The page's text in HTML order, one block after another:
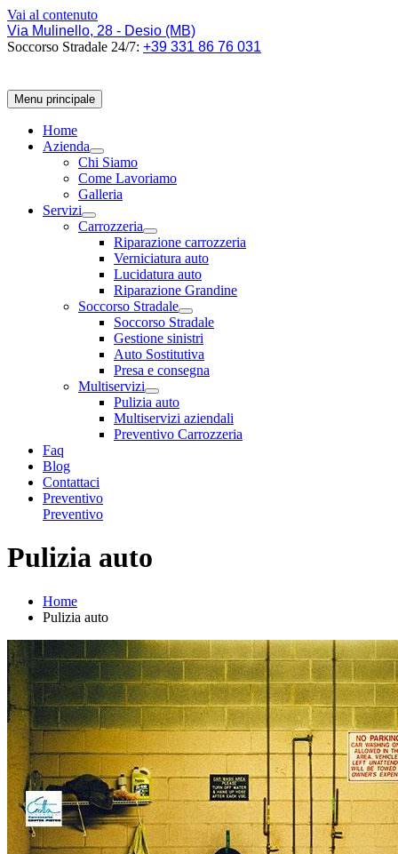
Vai al contenuto
Via Mulinello, 28 - Desio (MB)
Soccorso Stradale 24/7: +39 331 86 76 031
Menu principale
Home
Azienda
Chi Siamo
Come Lavoriamo
Galleria
Servizi
Carrozzeria
Riparazione carrozzeria
Verniciatura auto
Lucidatura auto
Riparazione Grandine
Soccorso Stradale
Soccorso Stradale
Gestione sinistri
Auto Sostitutiva
Presa e consegna
Multiservizi
Pulizia auto
Multiservizi aziendali
Preventivo Carrozzeria
Faq
Blog
Contattaci
Preventivo
Preventivo
Pulizia auto
Home
Pulizia auto